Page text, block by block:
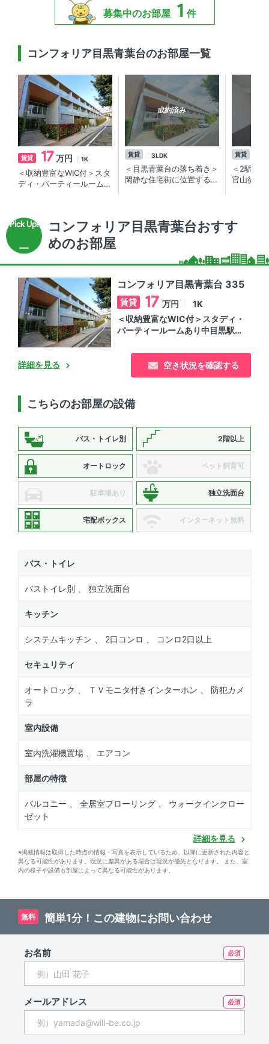
募集中のお部屋 1 件
コンフォリア目黒青葉台のお部屋一覧
賃貸 17万円 1K
＜収納豊富なWIC付＞スタ
ディ・パーティールームあ
成約済み
賃貸 3LDK
＜目黒青葉台の落ち着き＞
閑静な住宅街に位置する中
賃貸
＜2駅利
官山徒歩
コンフォリア目黒青葉台おすす
めのお部屋
コンフォリア目黒青葉台 335
賃貸 17 万円
1K
＜収納豊富なWIC付＞スタディ・
パーティールームあり中目黒駅の
空き状況を確認する
詳細を見る
こちらのお部屋の設備
バス・トイレ別 2階以上
オートロック ペット飼育可
駐車場あり 独立洗面台
宅配ボックス インターネット無料
バス・トイレ
バストイレ別 、 独立洗面台
キッチン
システムキッチン 、 2口コンロ 、 コンロ2口以上
セキュリティ
オートロック 、 ＴＶモニタ付きインターホン 、 防犯カメ
ラ
室内設備
室内洗濯機置場 、 エアコン
部屋の特徴
バルコニー 、 全居室フローリング 、 ウォークインクロー
ゼット
詳細を見る
※掲載情報は取得した時点の情報・写真を表示しているため、以降に更新された内容と
異なる可能性があります。現況に差異がある場合は現況が優先となります。 また、室
内の様子や設備も部屋によって異なる可能性があります。
無料 簡単1分！この建物にお問い合わせ
お名前
メールアドレス